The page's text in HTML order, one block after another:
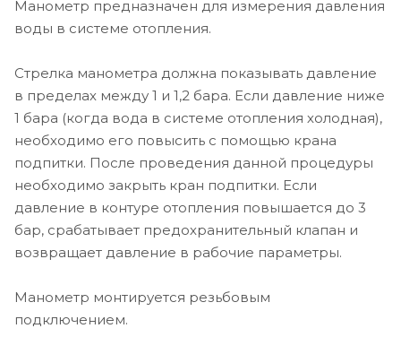
Манометр предназначен для измерения давления
воды в системе отопления.
Стрелка манометра должна показывать давление
в пределах между 1 и 1,2 бара. Если давление ниже
1 бара (когда вода в системе отопления холодная),
необходимо его повысить с помощью крана
подпитки. После проведения данной процедуры
необходимо закрыть кран подпитки. Если
давление в контуре отопления повышается до 3
бар, срабатывает предохранительный клапан и
возвращает давление в рабочие параметры.
Манометр монтируется резьбовым
подключением.